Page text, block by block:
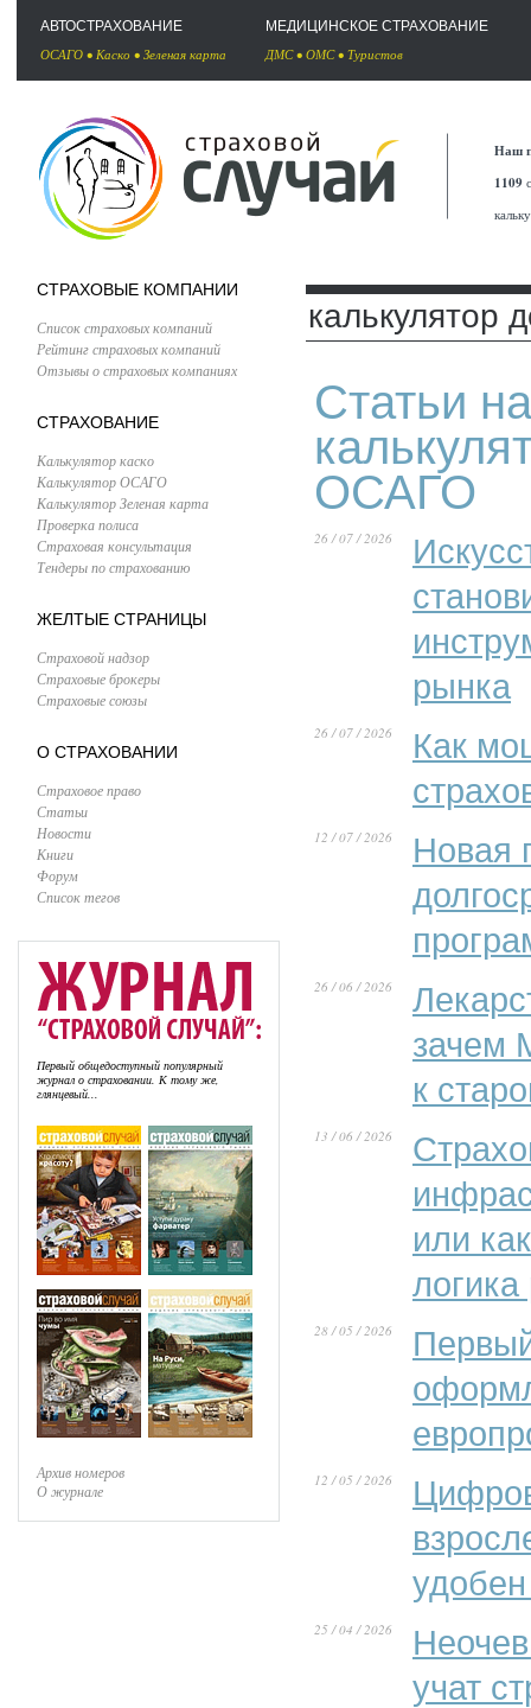
АВТОСТРАХОВАНИЕ
ОСАГО • Каско • Зеленая карта
МЕДИЦИНСКОЕ СТРАХОВАНИЕ
ДМС• ОМС• Туристов
Наш
1109
СТРАХОВЫЕ КОМПАНИИ
Список страховых компаний
Рейтинг страховых компаний
Отзывы о страховых компаниях
СТРАХОВАНИЕ
Калькулятор каско
Калькулятор ОСАГО
Калькулятор Зеленая карта
Проверка полиса
Страховая консультация
Тендеры по страхованию
ЖЕЛТЫЕ СТРАНИЦЫ
Страховой надзор
Страховые брокеры
Страховые союзы
О СТРАХОВАНИИ
Страховое право
Статьи
Новости
Книги
Форум
Список тегов
Первый общедоступный популярный
журнал о страховании. К тому же,
глянцевый...
Архив номеров
О журнале
калькулятор
Статьи
ОСАГО
26 / 07 / 2026
рынка
26 / 07 / 2026
Как
12 / 07 / 2026
Новая
26 / 06 / 2026
зачем
к
13 / 06 / 2026
или
28 / 05 / 2026
12 / 05 / 2026
25 / 04 / 2026
учат